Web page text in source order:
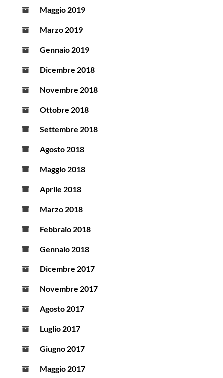
Maggio 2019
Marzo 2019
Gennaio 2019
Dicembre 2018
Novembre 2018
Ottobre 2018
Settembre 2018
Agosto 2018
Maggio 2018
Aprile 2018
Marzo 2018
Febbraio 2018
Gennaio 2018
Dicembre 2017
Novembre 2017
Agosto 2017
Luglio 2017
Giugno 2017
Maggio 2017